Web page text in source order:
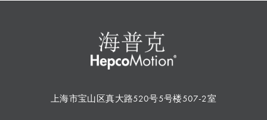
上海市宝山区真大路520号5号楼507-2室